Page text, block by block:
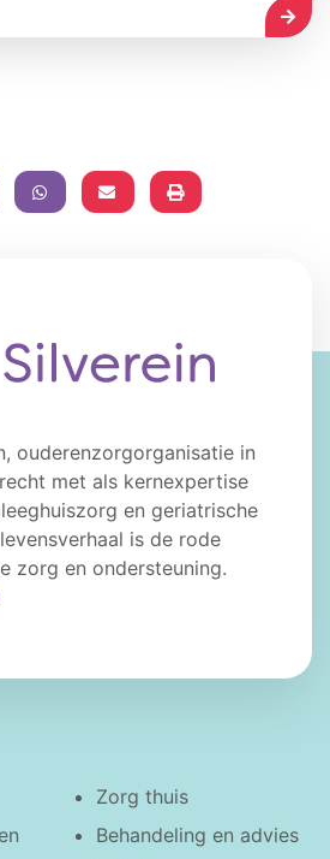
WHATSAPP
ouderenzorgorganisatie in
met als kernexpertise
en geriatrische
is de rode
zorg en ondersteuning.
Zorg thuis
Behandeling en advies